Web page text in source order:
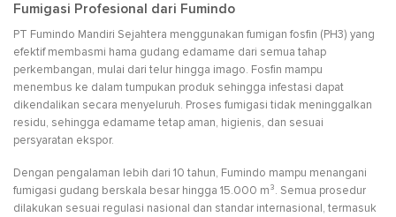
Fumigasi Profesional dari Fumindo
PT Fumindo Mandiri Sejahtera menggunakan fumigan fosfin (PH3) yang
efektif membasmi hama gudang edamame dari semua tahap
perkembangan, mulai dari telur hingga imago. Fosfin mampu
menembus ke dalam tumpukan produk sehingga infestasi dapat
dikendalikan secara menyeluruh. Proses fumigasi tidak meninggalkan
residu, sehingga edamame tetap aman, higienis, dan sesuai
persyaratan ekspor.
Dengan pengalaman lebih dari 10 tahun, Fumindo mampu menangani
fumigasi gudang berskala besar hingga 15.000 m³. Semua prosedur
dilakukan sesuai regulasi nasional dan standar internasional, termasuk